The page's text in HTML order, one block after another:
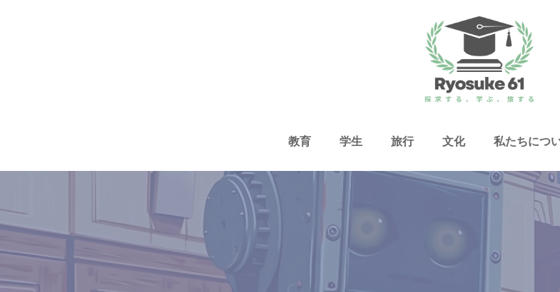
キ
プ
教育 学生 旅行 文化 私たちにつ